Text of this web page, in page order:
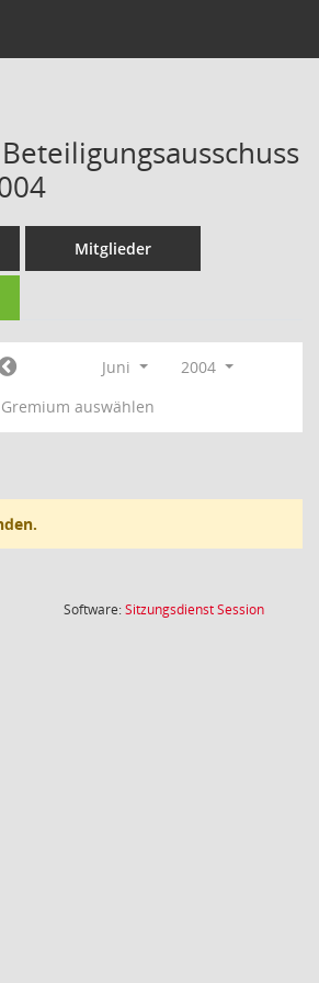
Mitglieder
Juni
2004
Gremium auswählen
Software:SitzungsdienstSession(Wird in